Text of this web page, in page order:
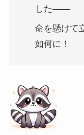
した――
命を懸けて
如何に！